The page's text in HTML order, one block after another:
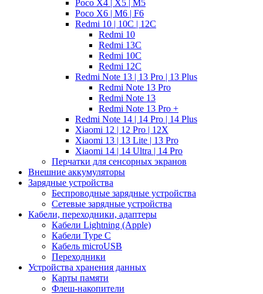
Poco X4 | X5 | M5
Poco X6 | M6 | F6
Redmi 10 | 10C | 12C
Redmi 10
Redmi 13C
Redmi 10C
Redmi 12C
Redmi Note 13 | 13 Pro | 13 Plus
Redmi Note 13 Pro
Redmi Note 13
Redmi Note 13 Pro +
Redmi Note 14 | 14 Pro | 14 Plus
Xiaomi 12 | 12 Pro | 12X
Xiaomi 13 | 13 Lite | 13 Pro
Xiaomi 14 | 14 Ultra | 14 Pro
Перчатки для сенсорных экранов
Внешние аккумуляторы
Зарядные устройства
Беспроводные зарядные устройства
Сетевые зарядные устройства
Кабели, переходники, адаптеры
Кабели Lightning (Apple)
Кабели Type C
Кабель microUSB
Переходники
Устройства хранения данных
Карты памяти
Флеш-накопители